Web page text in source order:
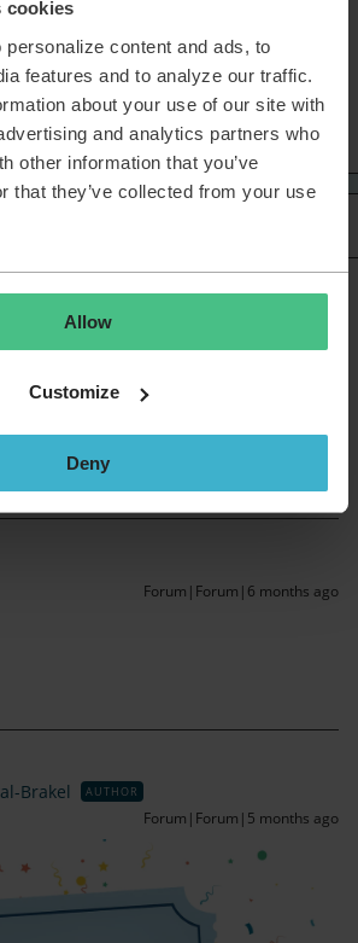
cookies
content and ads, to
features and to analyze our traffic.
about your use of our site with
and analytics partners who
other information that you’ve
that they’ve collected from your use
Allow
Customize
Deny
Forum|Forum|6 months ago
maar ik ben echt slecht in Sudoku's en
werkdag, Robin
Forum|Forum|6 months ago
Brakel AUTHOR
Forum|Forum|5 months ago